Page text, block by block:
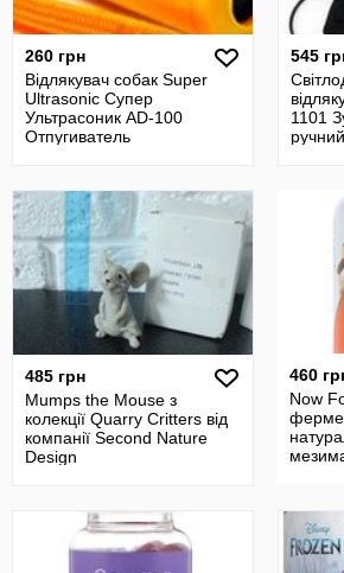
260 грн
Відлякувач собак Super
Ultrasonic Супер
Ультрасоник AD-100
Отпугиватель
545
1101
485 грн
Mumps the Mouse з
колекції Quarry Critters від
компанії Second Nature
Design
460
Now